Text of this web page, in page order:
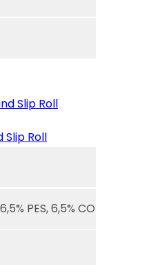
Slip Roll
PES, 6,5% CO